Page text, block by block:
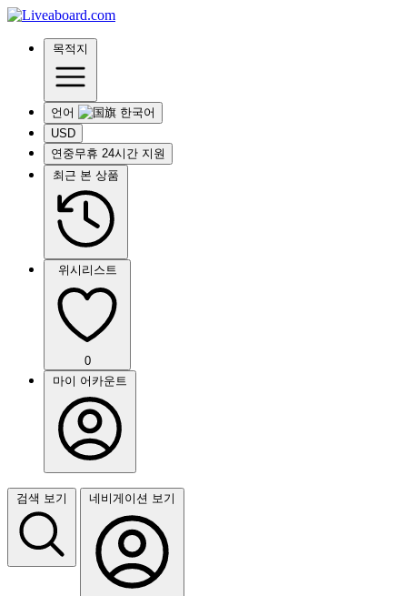
목적지
언어
USD
연중무휴 24시간 지원
최근 본 상품
위시리스트
0
마이 어카운트
검색 보기 네비게이션 보기